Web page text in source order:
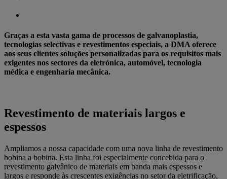
Graças a esta vasta gama de processos de galvanoplastia,
tecnologias selectivas e revestimentos especiais, a DMA oferece
aos seus clientes soluções personalizadas para os requisitos mais
exigentes nos sectores da eletrónica, automóvel, tecnologia
médica e engenharia mecânica.
Revestimento de materiais largos e
espessos
Ampliamos a nossa capacidade com uma nova linha de revestimento
bobina a bobina. Esta linha foi especialmente concebida para o
revestimento galvânico de materiais em banda mais espessos e
largos e responde às crescentes exigências no setor da eletrificação,